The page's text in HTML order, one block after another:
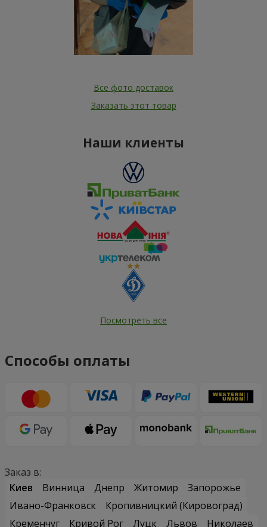
Все фото доставок
Заказать этот товар
Наши клиенты
Посмотреть все
Способы оплаты
Заказ в:
Киев
Винница Днепр Житомир
Запорожье
Ивано-Франковск
Кропивницкий (Кировоград)
Кременчуг
Кривой Рог Луцк Львов
Николаев